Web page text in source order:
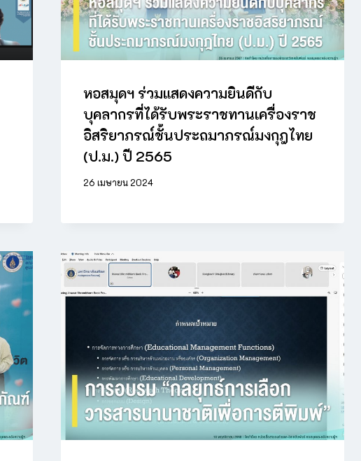
หอสมุดฯ ร่วมแสดงความยินดีกับ
บุคลากรที่ได้รับพระราชทานเครื่องราช
อิสริยาภรณ์ชั้นประถมาภรณ์มงกุฎไทย
(ป.ม.) ปี 2565
26 เมษายน 2024